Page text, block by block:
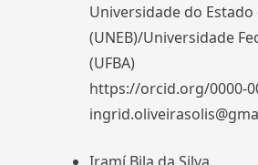
Universidade do Estado
(UNEB)/Universidade
(UFBA)
https://orcid.org/0000-